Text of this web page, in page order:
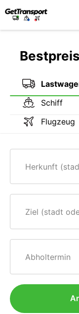
Schiff
Flugzeug
Herkunft
Ziel (stadt
Abholtermin